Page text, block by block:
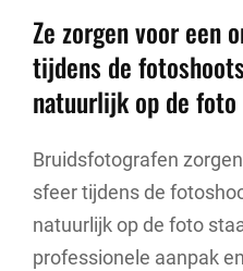
Ze zorgen voor een
tijdens de
natuurlijk op de foto
Bruidsfotografen
sfeer tijdens de
natuurlijk op de foto
professionele aanpak